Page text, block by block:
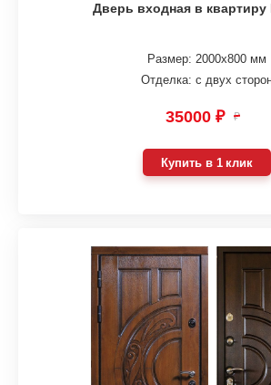
Дверь входная в квартиру
Размер: 2000х800 мм
Отделка: с двух
35000 ₽ ₽
Купить в 1 клик